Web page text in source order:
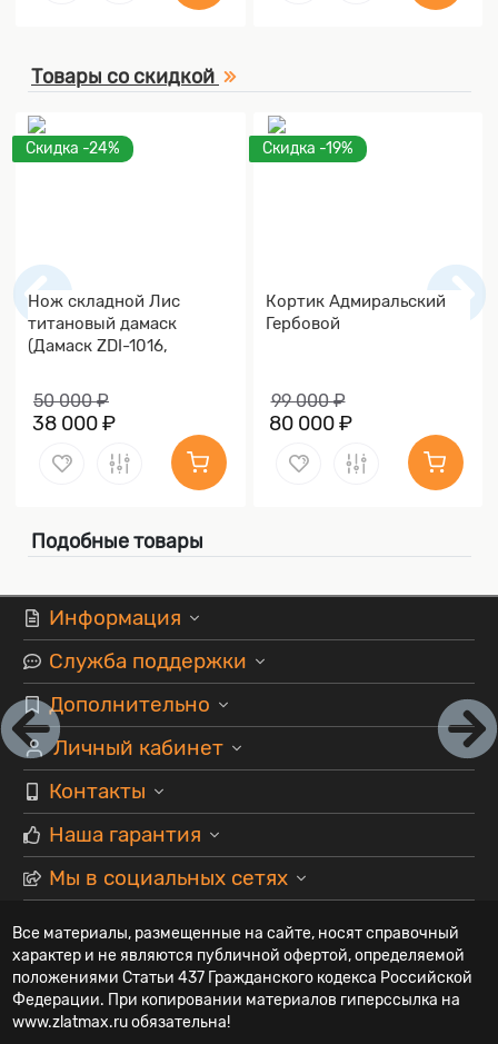
Товары со скидкой
Скидка -24%
Нож складной Лис
титановый дамаск
(Дамаск ZDI-1016,
50 000 ₽
38 000 ₽
Скидка -19%
Кортик Адмиральский
Гербовой
99 000 ₽
80 000 ₽
Подобные товары
Информация
Служба поддержки
Дополнительно
Личный кабинет
Контакты
Наша гарантия
Мы в социальных сетях
Все материалы, размещенные на сайте, носят справочный
характер и не являются публичной офертой, определяемой
положениями Статьи 437 Гражданского кодекса Российской
Федерации. При копировании материалов гиперссылка на
www.zlatmax.ru обязательна!